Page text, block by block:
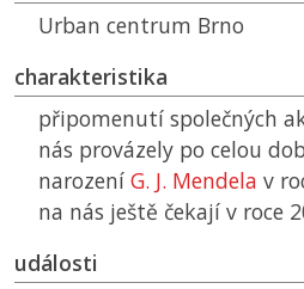
Urban centrum Brno
charakteristika
připomenutí společných
nás provázely po celou
narození G. J. Mendela v
na nás ještě čekají v roce
události